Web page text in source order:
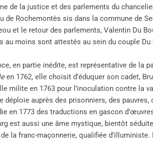
de la justice et des parlements du
Rochemontès sis dans la commune de
et le retour des parlements, Valentin Du
au moins sont attestés au sein du couple Du
en partie inédite, est représentative de la
en 1762, elle choisit d’éduquer son cadet,
milite en 1763 pour l’inoculation contre la
auprès des prisonniers, des pauvres,
en 1773 des traductions en gascon
est aussi une âme mystique, bientôt
la franc-maçonnerie, qualifiée d’illuministe.